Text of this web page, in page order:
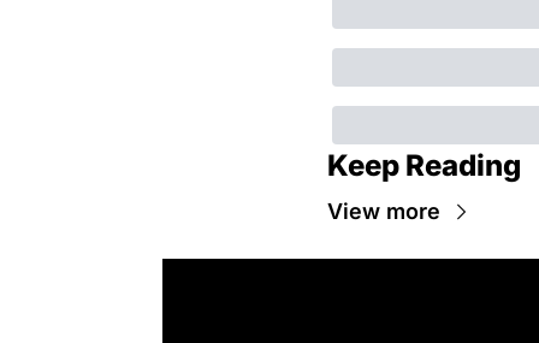
Keep Reading
View more